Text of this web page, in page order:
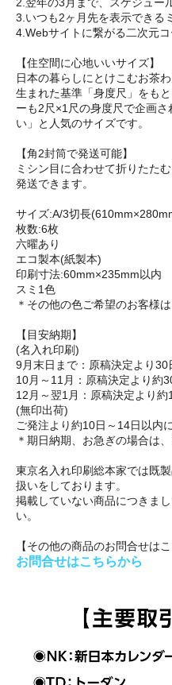
3.いつも2ヶ月先を表示できる
4.Webサイトに繋がる二次元コ
【住空間に心地いいサイズ】
日本の暮らしにとけこむお茶
生まれた基準「身度尺」をも
ーも2尺×1尺の身度尺で企画
い」と人気のサイズです。
【角2封筒で発送可能】
ミシン目に合わせて折りたた
発送できます。
サイズ:A/3切長
枚数:6枚
六曜あり
エコ製本(紙製本)
印刷寸法:60mm×235mm以内
スミ1色
＊その他の色ご希望のお客様
【目安納期】
(名入れ印刷)
9月末日まで：原稿決定より30
10月～11月：原稿決定より約
12月～翌1月：原稿決定より
(無印出荷)
ご発注より約10日～14日以内
＊期日納期、お急ぎの場合は
東京名入れ印刷総本家では既
扱いをしております。
掲載していない商品につきま
い。
【その他の商品のお問合せはこ
お問合せはこちらから